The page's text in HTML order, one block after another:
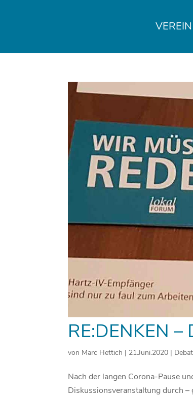
VEREIN
RE:DENKEN –
von Marc Hettich | 21.Juni.2020 |
Nach der langen Corona-Pause
Diskussionsveranstaltung durch